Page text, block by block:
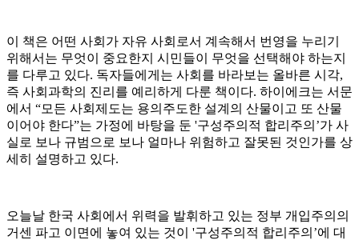
이 책은 어떤 사회가 자유 사회로서 계속해서 번영을 누리기
위해서는 무엇이 중요한지 시민들이 무엇을 선택해야 하는지
를 다루고 있다. 독자들에게는 사회를 바라보는 올바른 시각,
즉 사회과학의 진리를 예리하게 다룬 책이다. 하이에크는 서문
에서 “모든 사회제도는 용의주도한 설계의 산물이고 또 산물
이어야 한다”는 가정에 바탕을 둔 '구성주의적 합리주의’가 사
실로 보나 규범으로 보나 얼마나 위험하고 잘못된 것인가를 상
세히 설명하고 있다.
오늘날 한국 사회에서 위력을 발휘하고 있는 정부 개입주의의
거센 파고 이면에 놓여 있는 것이 '구성주의적 합리주의’에 대